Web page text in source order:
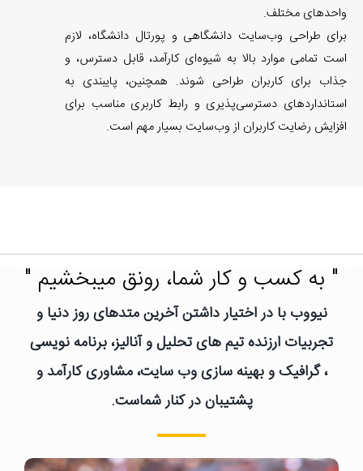
واحدهای مختلف.
برای طراحی وب‌سایت دانشگاهی و پورتال دانشگاه، لازم
است تمامی موارد بالا به شیوه‌ای کارآمد، قابل دسترس، و
جذاب برای کاربران طراحی شوند. همچنین، پایبندی به
استانداردهای دسترسی‌پذیری و رابط کاربری مناسب برای
افزایش رضایت کاربران از وب‌سایت بسیار مهم است.
" به کسب و کار شما، رونق میبخشیم "
نیووب با در اختیار داشتن آخرین متدهای روز دنیا و
تجربیات ارزنده تیم های تحلیل و آنالیز، برنامه نویسی
، گرافیک و بهینه سازی وب سایت، مشاوری کارآمد و
پشتیبان در کنار شماست.